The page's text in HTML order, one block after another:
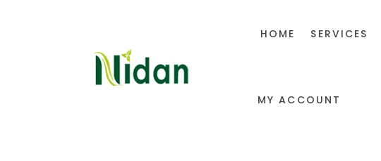
HOME SERVICES
MY ACCOUNT